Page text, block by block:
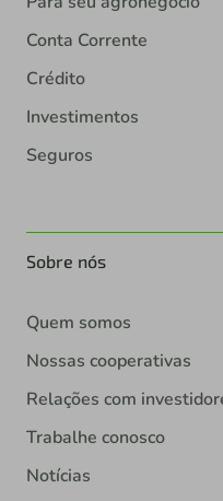
Conta Corrente
Crédito
Investimentos
Seguros
Sobre nós
Quem somos
Nossas cooperativas
Relações com
Trabalhe conosco
Notícias